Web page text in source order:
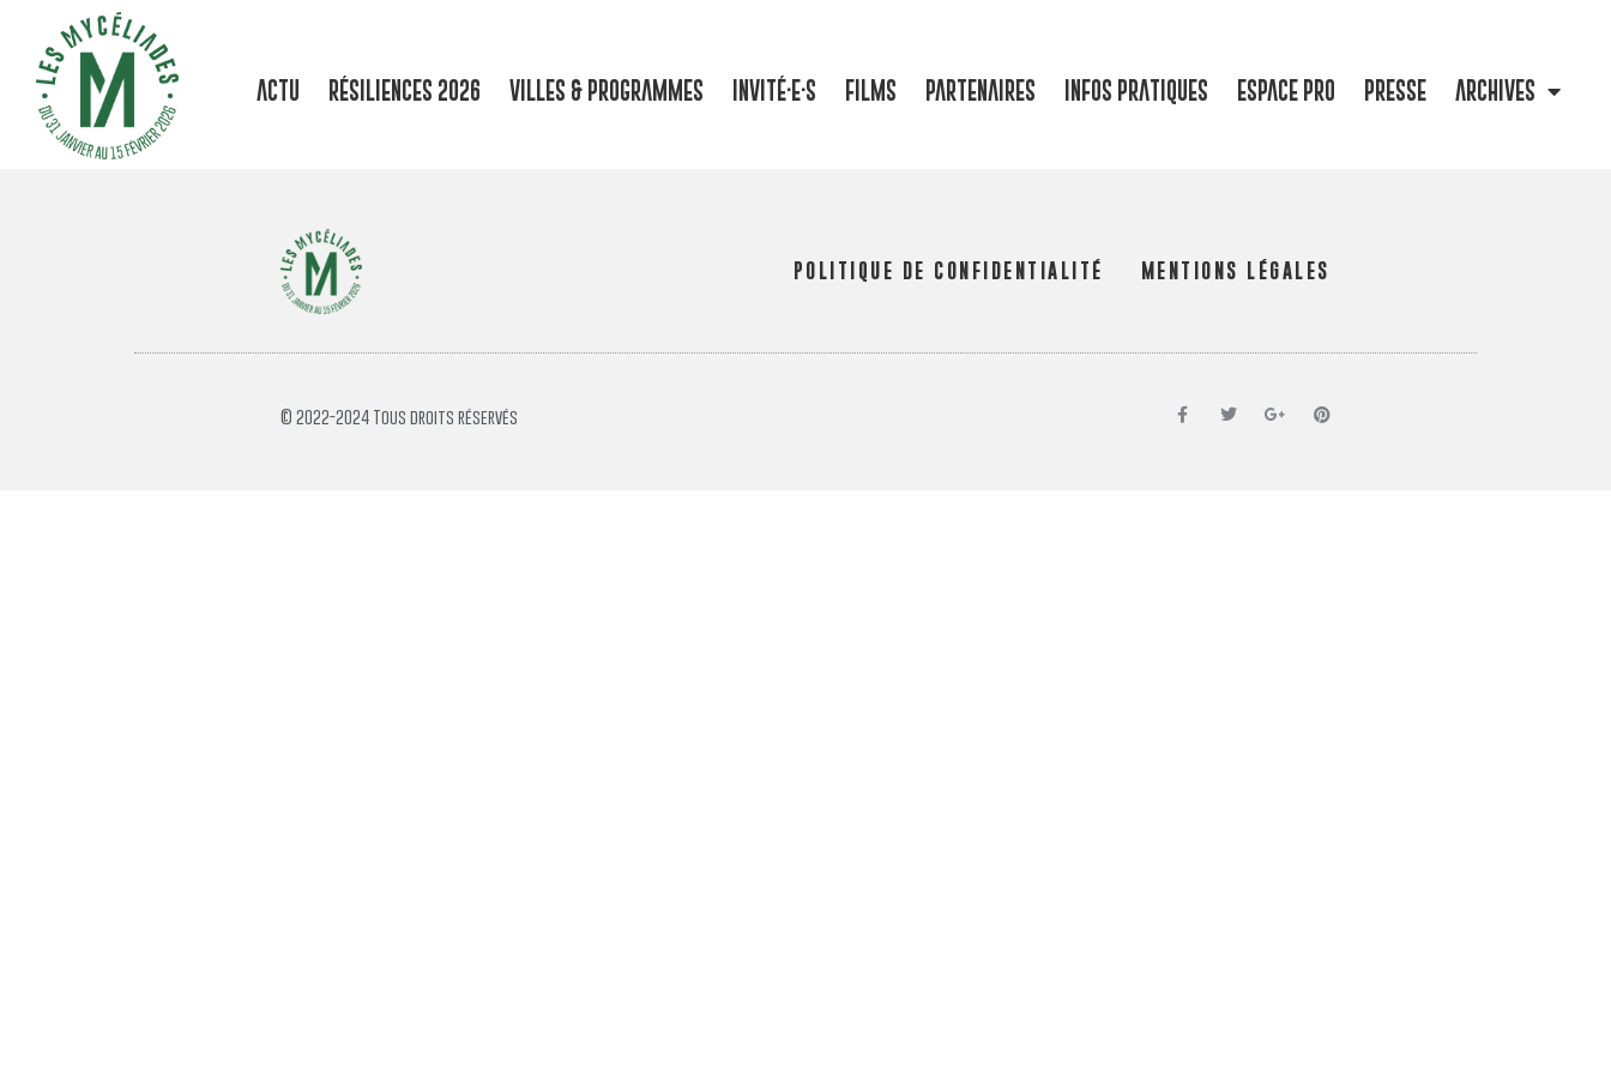
ACTU RÉSILIENCES 2026 VILLES & PROGRAMMES INVITÉ·E·S FILMS PARTENAIRES INFOS PRATIQUES ESPACE PRO PRESSE ARCHIVES
POLITIQUE DE CONFIDENTIALITÉ MENTIONS LÉGALES
© 2022-2024 Tous droits réservés